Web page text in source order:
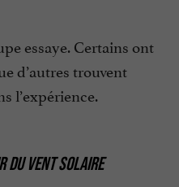
essaye. Certains ont
d’autres trouvent
l’expérience.
DU VENT SOLAIRE